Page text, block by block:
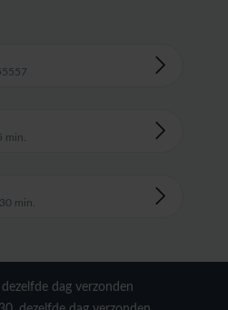
min.
min.
dezelfde dag verzonden